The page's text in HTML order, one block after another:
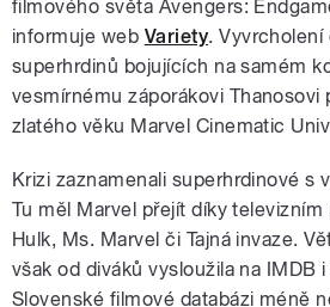
filmového světa Avengers:
informuje web Variety. Vyvrcholení
superhrdinů bojujících na samém
vesmírnému záporákovi Thanosovi
zlatého věku Marvel Cinematic
Krizi zaznamenali superhrdinové s
Tu měl Marvel přejít díky
Hulk, Ms. Marvel či Tajná invaze.
však od diváků vysloužila na IMDB
Slovenské filmové databázi méně